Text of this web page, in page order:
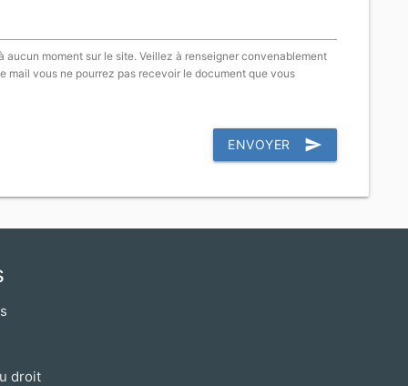
aucun moment sur le site. Veillez à renseigner convenablement
mail vous ne pourrez pas recevoir le document que vous
ENVOYER send
droit